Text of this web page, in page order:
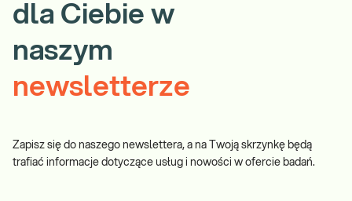
dla Ciebie w
naszym
newsletterze
Zapisz się do naszego newslettera, a na Twoją skrzynkę będą
trafiać informacje dotyczące usług i nowości w ofercie badań.